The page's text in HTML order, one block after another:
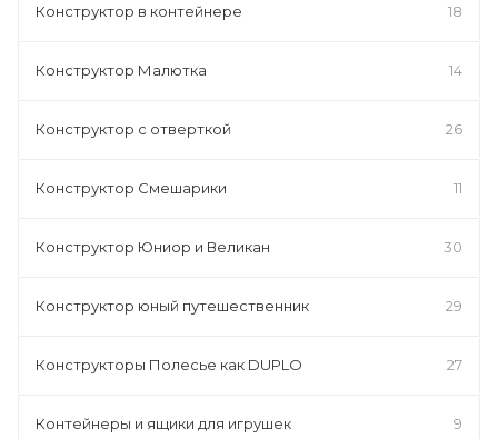
Конструктор в контейнере 18
Конструктор Малютка 14
Конструктор с отверткой 26
Конструктор Смешарики 11
Конструктор Юниор и Великан 30
Конструктор юный путешественник 29
Конструкторы Полесье как DUPLO 27
Контейнеры и ящики для игрушек 9